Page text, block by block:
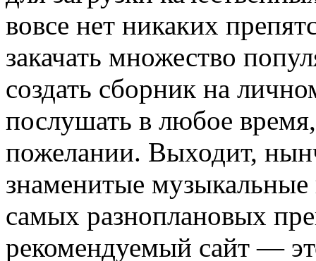
вовсе нет никаких
закачать множество
создать сборник на
послушать в любое
пожелании. Выходит,
знаменитые музыкальные
самых разноплановых
рекомендуемый сайт —